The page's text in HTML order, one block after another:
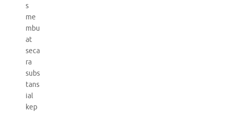
s
me
mbu
at
seca
ra
subs
tans
ial
kep